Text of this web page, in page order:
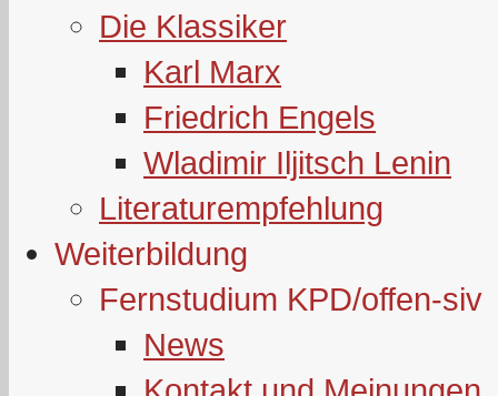
Die Klassiker
Karl Marx
Friedrich Engels
Wladimir Iljitsch Lenin
Literaturempfehlung
Weiterbildung
Fernstudium KPD/offen-siv
News